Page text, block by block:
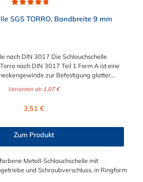
Schlauchschelle SGS TORRO, Bandbreite 9 mm
nach DIN 3017 Die Schlauchschelle
nach DIN 3017 Teil 1 Form A ist eine
zur Befestigung glatter
wiederverwendbar und durch ihre
für Schlauchverbindungen jeglicher Art.
Abstufungen frei wählbar.
Varianten ab 1,07 €
Regulärer Preis:
3,51 €
Zum Produkt